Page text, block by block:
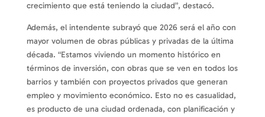
crecimiento que está teniendo la ciudad”, destacó.
Además, el intendente subrayó que 2026 será el año con
mayor volumen de obras públicas y privadas de la última
década. “Estamos viviendo un momento histórico en
términos de inversión, con obras que se ven en todos los
barrios y también con proyectos privados que generan
empleo y movimiento económico. Esto no es casualidad,
es producto de una ciudad ordenada, con planificación y